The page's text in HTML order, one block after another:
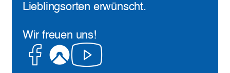
Lieblingsorten erwünscht.
Wir freuen uns!
Facebook
KomootYoutube